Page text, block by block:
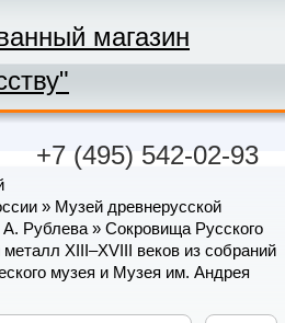
магазин
+7 (495) 542-02-93
» Музей древнерусской
А. Рублева» Сокровища Русского
XIII–XVIII веков из собраний
музея и Музея им. Андрея